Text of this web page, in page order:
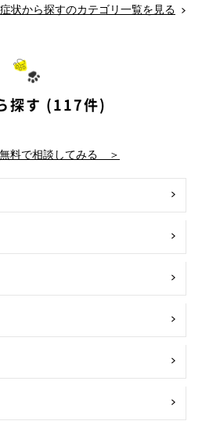
症状から探すのカテゴリ一覧を見る
探す (117件)
料で相談してみる ＞